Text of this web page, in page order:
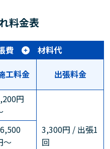
料金表
費
材料代
工料金 出張料金
円
3,300円 / 出張1
回
〜